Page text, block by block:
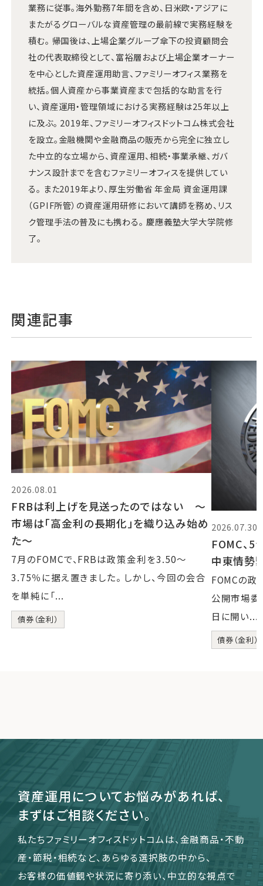
業務に従事。海外勤務7年間を含め、日米欧・アジアに
またがるグローバルな資産管理の最前線で実務経験を
積む。 帰国後は、上場企業グループ傘下の投資顧問会
社の代表取締役として、富裕層および上場企業オーナー
を中心とした資産運用助言、ファミリーオフィス業務を
統括。個人資産から事業資産まで包括的な助言を行
い、資産運用・管理領域における実務経験は25年以上
に及ぶ。 2019年、ファミリーオフィスドットコム株式会社
を設立。金融機関や金融商品の販売から完全に独立し
た中立的な立場から、資産運用、相続・事業承継、ガバ
ナンス設計までを含むファミリーオフィスを提供してい
る。 また2019年より、厚生労働省 年金局 資金運用課
（GPIF所管）の資産運用研修において講師を務め、リス
ク管理手法の普及にも携わる。 慶應義塾大学大学院修
了。
関連記事
2026.08.01
FRBは利上げを見送ったのではない 〜
市場は「高金利の長期化」を織り込み始め
た〜
7月のFOMCで、FRBは政策金利を3.50〜
3.75％に据え置きました。 しかし、今回の会合
を単純に「...
債券（金利）
2026.07.30
FOMC、
中東情勢
FOMCの政
公開市場委
日に開い...
債券（金利）
資産運用についてお悩みがあれば、
まずはご相談ください。
私たちファミリーオフィスドットコムは、金融商品・不動
産・節税・相続など、あらゆる選択肢の中から、
お客様の価値観や状況に寄り添い、中立的な視点で